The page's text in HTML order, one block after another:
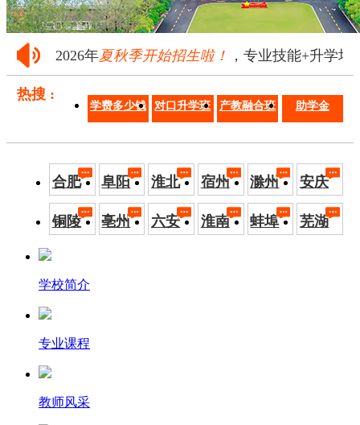
2026年夏秋季开始招生啦！ ，专业技能+升学培
热搜 :
学费多少钱 对口升学班 产教融合班 助学金
合肥 阜阳 淮北 宿州 滁州 安庆
铜陵 亳州 六安 淮南 蚌埠 芜湖
学校简介
专业课程
教师风采